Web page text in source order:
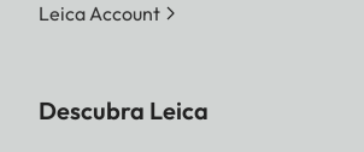
Leica Account
Descubra Leica